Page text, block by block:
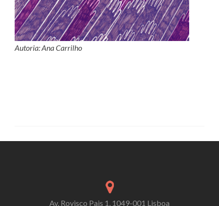
Autoria: Ana Carrilho
Av. Rovisco Pais 1, 1049-001 Lisboa